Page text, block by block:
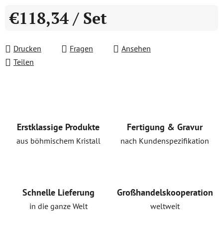
€118,34 / Set
Drucken
Fragen
Ansehen
Teilen
Erstklassige Produkte
aus böhmischem Kristall
Fertigung & Gravur
nach Kundenspezifikation
Schnelle Lieferung
in die ganze Welt
Großhandelskooperation
weltweit